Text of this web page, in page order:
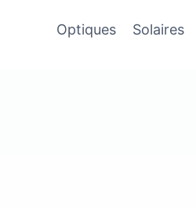
Optiques Solaires